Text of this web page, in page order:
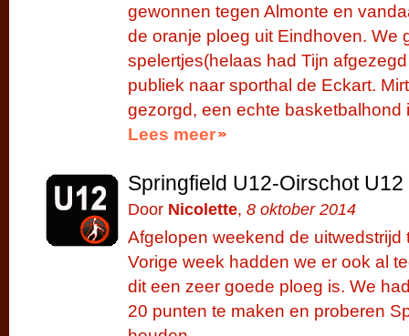
gewonnen tegen Almonte en
de oranje ploeg uit Eindhoven. We
spelertjes(helaas had Tijn
publiek naar sporthal de Eckart.
gezorgd, een echte basketbalhond
Lees meer
Springfield U12-Oirschot U12
Door Nicolette, 8 oktober 2014
Afgelopen weekend de
Vorige week hadden we er ook al
dit een zeer goede ploeg is. We
20 punten te maken en proberen